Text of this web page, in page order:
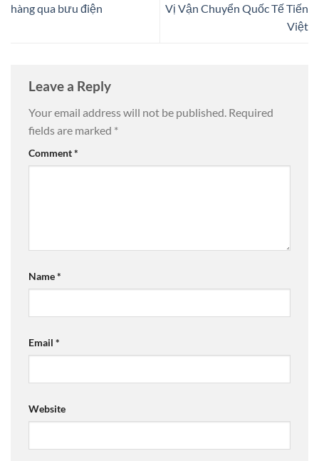
hàng qua bưu điện
Vị Vận Chuyển Quốc Tế Tiến
Việt
Leave a Reply
Your email address will not be published. Required
fields are marked *
Comment*
Name*
Email *
Website